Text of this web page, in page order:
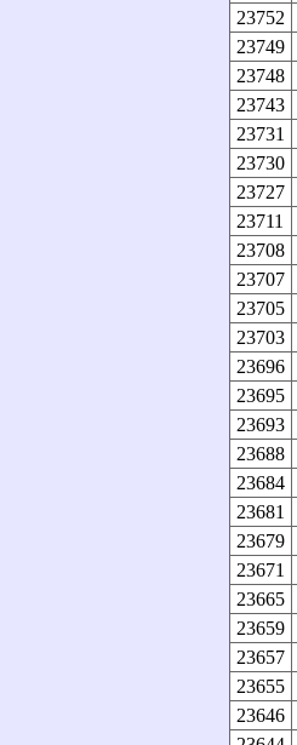
23752
23749
23748
23743
23731
23730
23727
23711
23708
23707
23705
23703
23696
23695
23693
23688
23684
23681
23679
23671
23665
23659
23657
23655
23646